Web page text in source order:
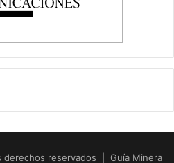
derechos reservados | Guía Minera